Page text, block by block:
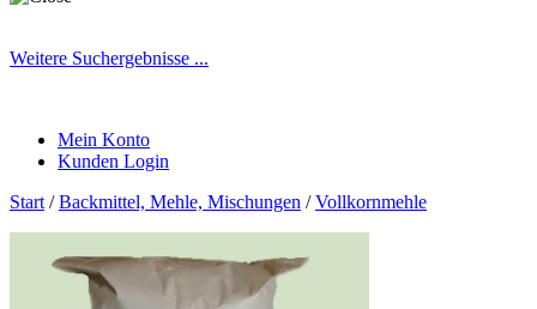
Weitere Suchergebnisse ...
Mein Konto
Kunden Login
Start /Backmittel, Mehle, Mischungen /Vollkornmehle